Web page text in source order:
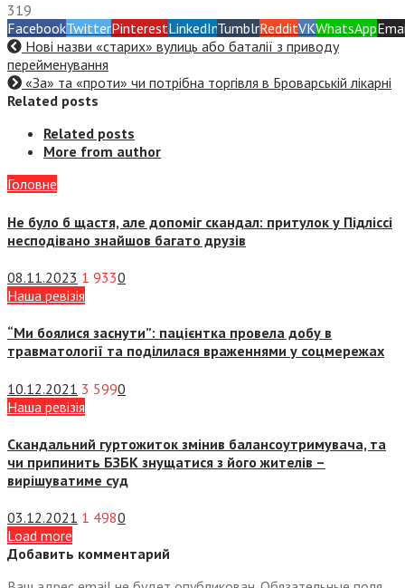
319
FacebookTwitterPinterestLinkedInTumblrRedditVKWhatsApp
Нові назви «старих» вулиць або баталії з приводу
перейменування
«За» та «проти» чи потрібна торгівля в Броварській лікарні
Related posts
Related posts
More from author
Головне
Не було б щастя, але допоміг скандал: притулок у Підліссі
несподівано знайшов багато друзів
08.11.2023 1 9330
Наша ревізія
“Ми боялися заснути”: пацієнтка провела добу в
травматології та поділилася враженнями у соцмережах
10.12.2021 3 5990
Наша ревізія
Скандальний гуртожиток змінив балансоутримувача, та
чи припинить БЗБК знущатися з його жителів –
вирішуватиме суд
03.12.2021 1 4980
Load more
Добавить комментарий